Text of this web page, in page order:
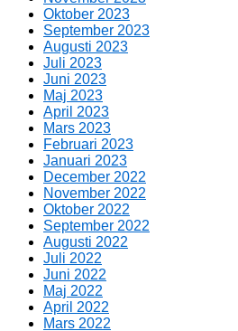
Oktober 2023
September 2023
Augusti 2023
Juli 2023
Juni 2023
Maj 2023
April 2023
Mars 2023
Februari 2023
Januari 2023
December 2022
November 2022
Oktober 2022
September 2022
Augusti 2022
Juli 2022
Juni 2022
Maj 2022
April 2022
Mars 2022